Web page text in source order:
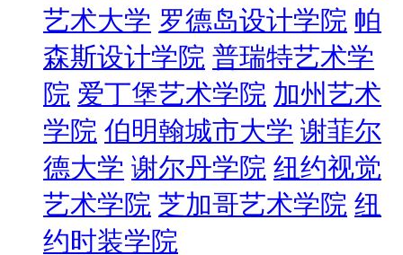
艺术大学 罗德岛设计学院 帕
森斯设计学院 普瑞特艺术学
院 爱丁堡艺术学院 加州艺术
学院 伯明翰城市大学 谢菲尔
德大学 谢尔丹学院 纽约视觉
艺术学院 芝加哥艺术学院 纽
约时装学院